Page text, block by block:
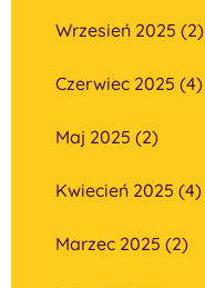
Wrzesień 2025 (2)
Czerwiec 2025 (4)
Maj 2025 (2)
Kwiecień 2025 (4)
Marzec 2025 (2)